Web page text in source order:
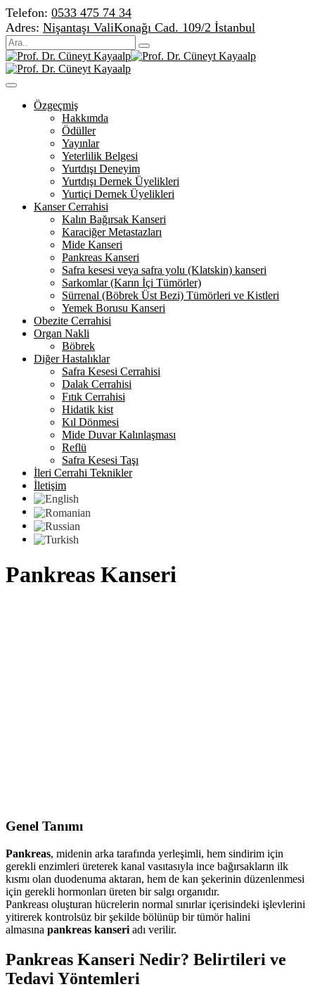
Telefon: 0533 475 74 34
Adres: Nişantaşı ValiKonağı Cad. 109/2 İstanbul
Özgeçmiş
Hakkımda
Ödüller
Yayınlar
Yeterlilik Belgesi
Yurtdışı Deneyim
Yurtdışı Dernek Üyelikleri
Yurtiçi Dernek Üyelikleri
Kanser Cerrahisi
Kalın Bağırsak Kanseri
Karaciğer Metastazları
Mide Kanseri
Pankreas Kanseri
Safra kesesi veya safra yolu (Klatskin) kanseri
Sarkomlar (Karın İçi Tümörler)
Sürrenal (Böbrek Üst Bezi) Tümörleri ve Kistleri
Yemek Borusu Kanseri
Obezite Cerrahisi
Organ Nakli
Böbrek
Diğer Hastalıklar
Safra Kesesi Cerrahisi
Dalak Cerrahisi
Fıtık Cerrahisi
Hidatik kist
Kıl Dönmesi
Mide Duvar Kalınlaşması
Reflü
Safra Kesesi Taşı
İleri Cerrahi Teknikler
İletişim
Pankreas Kanseri
Genel Tanımı
Pankreas, midenin arka tarafında yerleşimli, hem sindirim için
gerekli enzimleri üreterek kanal vasıtasıyla ince bağırsakların ilk
kısmı olan duodenuma aktaran, hem de kan şekerinin düzenlenmesi
için gerekli hormonları üreten bir salgı organıdır.
Pankreası oluşturan hücrelerin normal sınırlar içerisindeki işlevlerini
yitirerek kontrolsüz bir şekilde bölünüp bir tümör halini
almasına pankreas kanseri adı verilir.
Pankreas Kanseri Nedir? Belirtileri ve
Tedavi Yöntemleri